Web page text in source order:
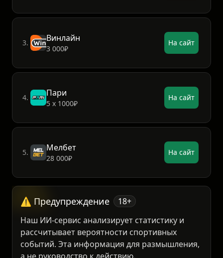
2.
15 000₽
На сайт
3.
3 000₽
На сайт
4.
5 х 1000₽
На сайт
5. На сайт
⚠️ Предупреждение
18+
Наш ИИ-сервис анализирует статистику и